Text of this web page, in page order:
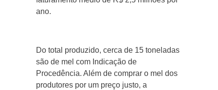
ano.
Do total produzido, cerca de 15 toneladas
são de mel com Indicação de
Procedência. Além de comprar o mel dos
produtores por um preço justo, a